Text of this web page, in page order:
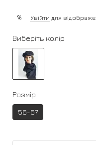
% Увійти для
Виберіть колір
Розмір
56-57